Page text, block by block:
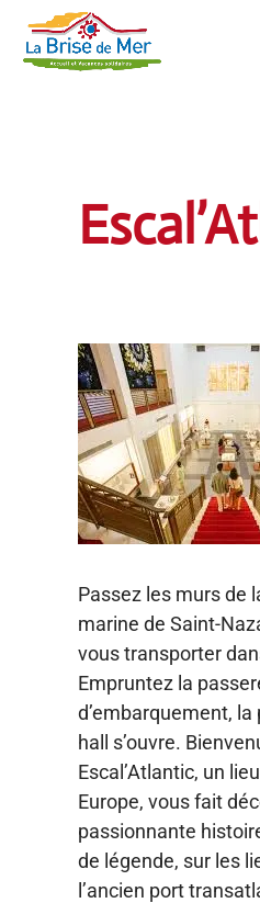
Passez les murs de
marine de Saint-
vous transporter
Empruntez la
d’embarquement, la
hall s’ouvre.
Escal’Atlantic, un
Europe, vous fait
passionnante
de légende, sur les
l’ancien port